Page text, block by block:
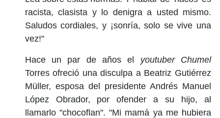
racista, clasista y lo denigra a usted mismo.
Saludos cordiales, y ¡sonría, solo se vive una
vez!"
Hace un par de años el youtuber Chumel
Torres ofreció una disculpa a Beatriz Gutiérrez
Müller, esposa del presidente Andrés Manuel
López Obrador, por ofender a su hijo, al
llamarlo "chocoflan". "Mi mamá ya me hubiera